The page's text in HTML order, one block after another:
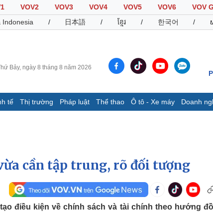
VOV2 VOV3 VOV4 VOV5 VOV6
VOV
Indonesia / 日本語 / ខ្មែរ / 한국어 /
Bảy, ngày 8 tháng 8 năm 2026
tế Thị trường Pháp luật Thể thao Ô tô - Xe máy Doanh
Hồ sơ
E-Magazine
Infographic
Thể thao
Ô tô - Xe máy
cần tập trung, rõ đối tượng
điều kiện về chính sách và tài chính theo hướng